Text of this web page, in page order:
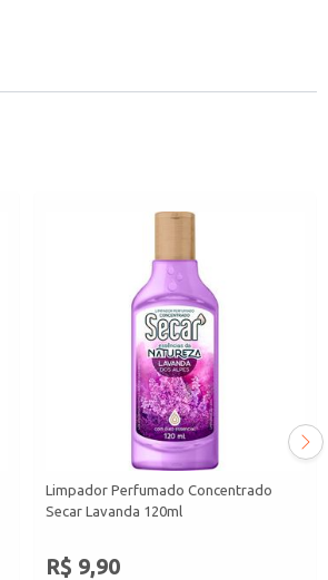
Limpador Perfumado Concentrado
Secar Lavanda 120ml
R$ 9,90